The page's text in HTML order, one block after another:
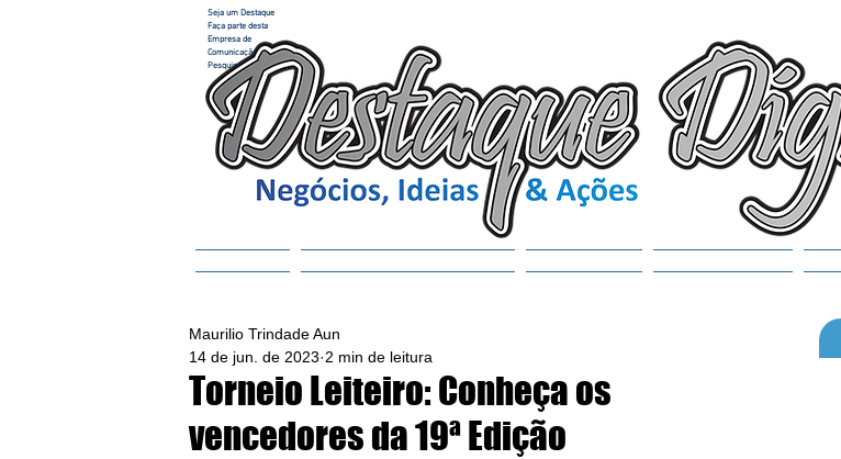
Seja um Destaque
Faça parte desta
Empresa de
Comunicação e
Pesquisa
Torneio Leiteiro: Conheça os
vencedores da 19ª Edição
Maurilio Trindade Aun
14 de jun. de 2023 2 min de leitura